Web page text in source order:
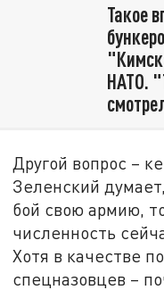
Такое
НАТО.
Другой вопрос –
Зеленский
бой свою армию,
численность
Хотя в качестве
спецназовцев –